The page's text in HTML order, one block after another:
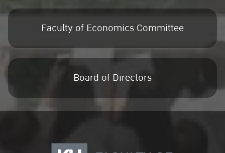
Faculty of Economics Committee
Board of Directors